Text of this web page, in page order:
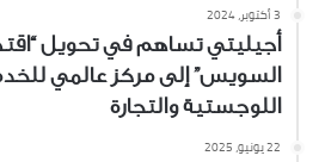
3 أكتوبر، 2024
أجيليتي تساهم في تحويل
السويس” إلى مركز عالمي
اللوجستية والتجارة
22 يونيو، 2025